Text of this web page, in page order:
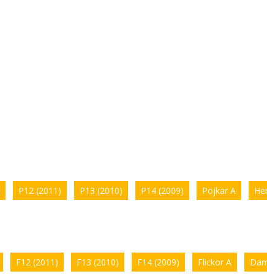
P12 (2011) P13 (2010) P14 (2009) Pojkar A
F12 (2011) F13 (2010) F14 (2009) Flickor A